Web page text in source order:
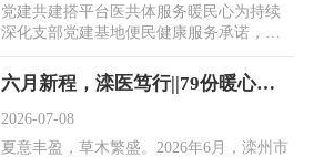
党建共建搭平台医共体服务暖民心为持续
深化支部党建基地便民健康服务承诺，以
党建引领紧密型县域医共体建设落地见
效，7月8日，滦...
六月新程，滦医笃行||79份暖心表扬，见证滦州市人民医院提质增效之路！
2026-07-08
夏意丰盈，草木繁盛。2026年6月，滦州市